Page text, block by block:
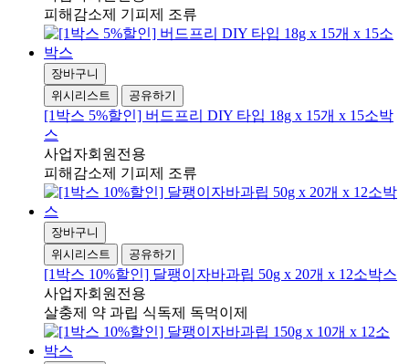
피해감소제 기피제 조류
장바구니
위시리스트
공유하기
[1박스 5%할인] 버드프리 DIY 타입 18g x 15개 x 15소박
스
사업자회원전용
피해감소제 기피제 조류
장바구니
위시리스트
공유하기
[1박스 10%할인] 달팽이자바과립 50g x 20개 x 12소박스
사업자회원전용
살충제 약 과립 식독제 독먹이제